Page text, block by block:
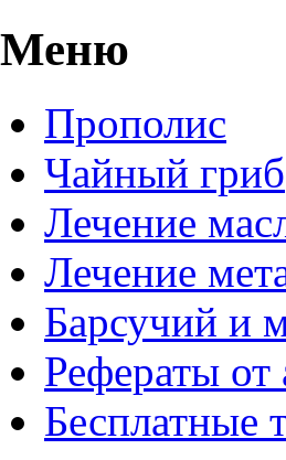
Меню
Прополис
Чайный гриб
Лечение
Лечение
Барсучий и
Рефераты от
Бесплатные